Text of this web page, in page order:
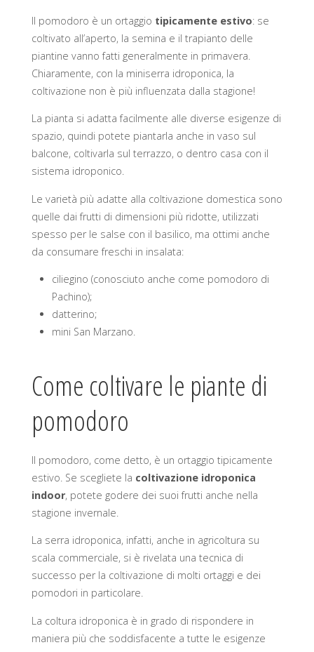
Il pomodoro è un ortaggio tipicamente estivo: se
coltivato all’aperto, la semina e il trapianto delle
piantine vanno fatti generalmente in primavera.
Chiaramente, con la miniserra idroponica, la
coltivazione non è più influenzata dalla stagione!
La pianta si adatta facilmente alle diverse esigenze di
spazio, quindi potete piantarla anche in vaso sul
balcone, coltivarla sul terrazzo, o dentro casa con il
sistema idroponico.
Le varietà più adatte alla coltivazione domestica sono
quelle dai frutti di dimensioni più ridotte, utilizzati
spesso per le salse con il basilico, ma ottimi anche
da consumare freschi in insalata:
ciliegino (conosciuto anche come pomodoro di
Pachino);
datterino;
mini San Marzano.
Come coltivare le piante di
pomodoro
Il pomodoro, come detto, è un ortaggio tipicamente
estivo. Se scegliete la coltivazione idroponica
indoor, potete godere dei suoi frutti anche nella
stagione invernale.
La serra idroponica, infatti, anche in agricoltura su
scala commerciale, si è rivelata una tecnica di
successo per la coltivazione di molti ortaggi e dei
pomodori in particolare.
La coltura idroponica è in grado di rispondere in
maniera più che soddisfacente a tutte le esigenze